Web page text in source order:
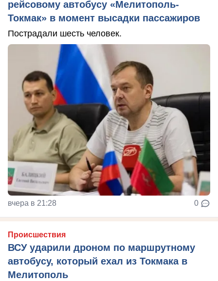
рейсовому автобусу «Мелитополь-
Токмак» в момент высадки пассажиров
Пострадали шесть человек.
вчера в 21:28 0
Происшествия
ВСУ ударили дроном по маршрутному
автобусу, который ехал из Токмака в
Мелитополь